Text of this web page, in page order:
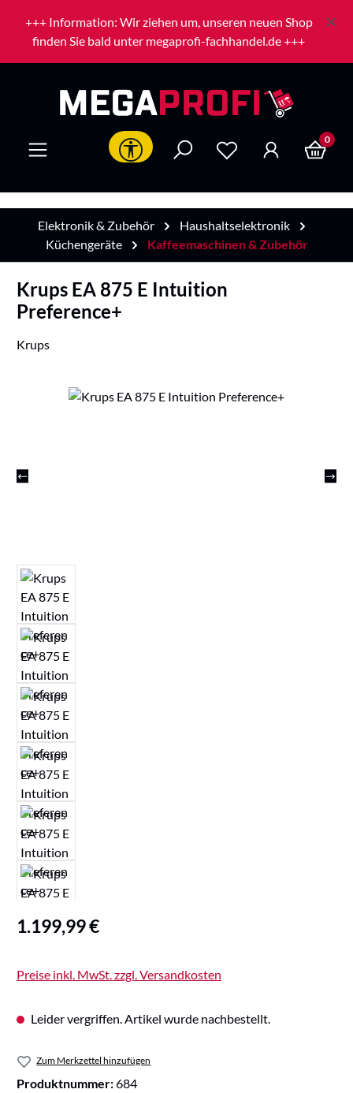
Zum Hauptinhalt springen
+++ Information: Wir ziehen um, unseren neuen Shop
finden Sie bald unter megaprofi-fachhandel.de +++
Werkzeugleiste anzeigen 0
Elektronik & Zubehör
Haushaltselektronik
Küchengeräte
Kaffeemaschinen & Zubehör
Krups EA 875 E Intuition
Preference+
Krups
Bildergalerie überspringen
Regulärer Preis:
1.199,99 €
Preise inkl. MwSt. zzgl. Versandkosten
Leider vergriffen. Artikel wurde nachbestellt.
Zum Merkzettel hinzufügen
Produktnummer:684